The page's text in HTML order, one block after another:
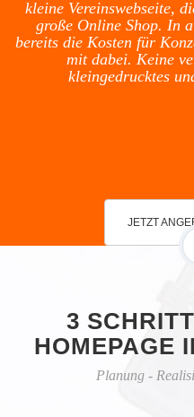
kleine Vereinswebseite,
große Online Shop. In
bereits die Kosten für
mit dabei. Keine
kleingedrucktes
JETZT
3
HOMEPAGE
Planung -